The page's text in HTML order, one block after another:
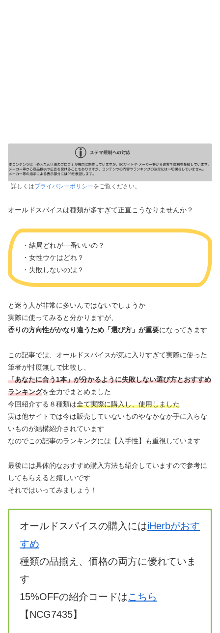
詳しくはプライバシーポリシーをご覧ください。
オールドスパイスは種類が多すぎて正直こうなりませんか？
・結局どれが一番いいの？
・女性ウケはどれ？
・失敗しないのは？
と迷う人が非常に多いんではないでしょうか
実際に使ってみると分かりますが、
香りの方向性がかなり違うため「選び方」が重要になってきます
この記事では、オールドスパイスが気に入りすぎて実際に使った
筆者が忖度無しで比較し、
「あなたに合う1本」が分かるように失敗しない選び方とおすすめ
ランキングを全力でまとめました
今回紹介する８種類は全て実際に購入し、使用しました
実は他サイトでは今は販売していないものやなかなか手に入らな
いものが結構紹介されています
なのでこの記事のランキングには【入手性】も重視しています
最後には具体的なおすすめ購入方法も紹介していますので参考に
してもらえると嬉しいです
それではいってみましょう！
オールドスパイスの購入にはiHerbがおす
すめ
種類の品揃え、価格の両方に優れていま
す
15%OFFの紹介コードはこちら
【NCG7435】